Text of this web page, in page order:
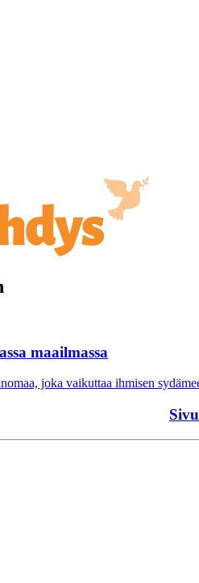
maailmassa
joka vaikuttaa ihmisen